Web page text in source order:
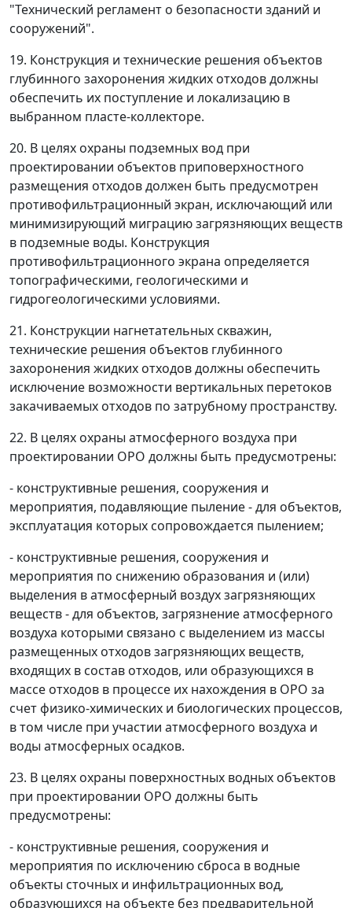
"Технический регламент о безопасности зданий и
сооружений".
19. Конструкция и технические решения объектов
глубинного захоронения жидких отходов должны
обеспечить их поступление и локализацию в
выбранном пласте-коллекторе.
20. В целях охраны подземных вод при
проектировании объектов приповерхностного
размещения отходов должен быть предусмотрен
противофильтрационный экран, исключающий или
минимизирующий миграцию загрязняющих веществ
в подземные воды. Конструкция
противофильтрационного экрана определяется
топографическими, геологическими и
гидрогеологическими условиями.
21. Конструкции нагнетательных скважин,
технические решения объектов глубинного
захоронения жидких отходов должны обеспечить
исключение возможности вертикальных перетоков
закачиваемых отходов по затрубному пространству.
22. В целях охраны атмосферного воздуха при
проектировании ОРО должны быть предусмотрены:
- конструктивные решения, сооружения и
мероприятия, подавляющие пыление - для объектов,
эксплуатация которых сопровождается пылением;
- конструктивные решения, сооружения и
мероприятия по снижению образования и (или)
выделения в атмосферный воздух загрязняющих
веществ - для объектов, загрязнение атмосферного
воздуха которыми связано с выделением из массы
размещенных отходов загрязняющих веществ,
входящих в состав отходов, или образующихся в
массе отходов в процессе их нахождения в ОРО за
счет физико-химических и биологических процессов,
в том числе при участии атмосферного воздуха и
воды атмосферных осадков.
23. В целях охраны поверхностных водных объектов
при проектировании ОРО должны быть
предусмотрены:
- конструктивные решения, сооружения и
мероприятия по исключению сброса в водные
объекты сточных и инфильтрационных вод,
образующихся на объекте без предварительной